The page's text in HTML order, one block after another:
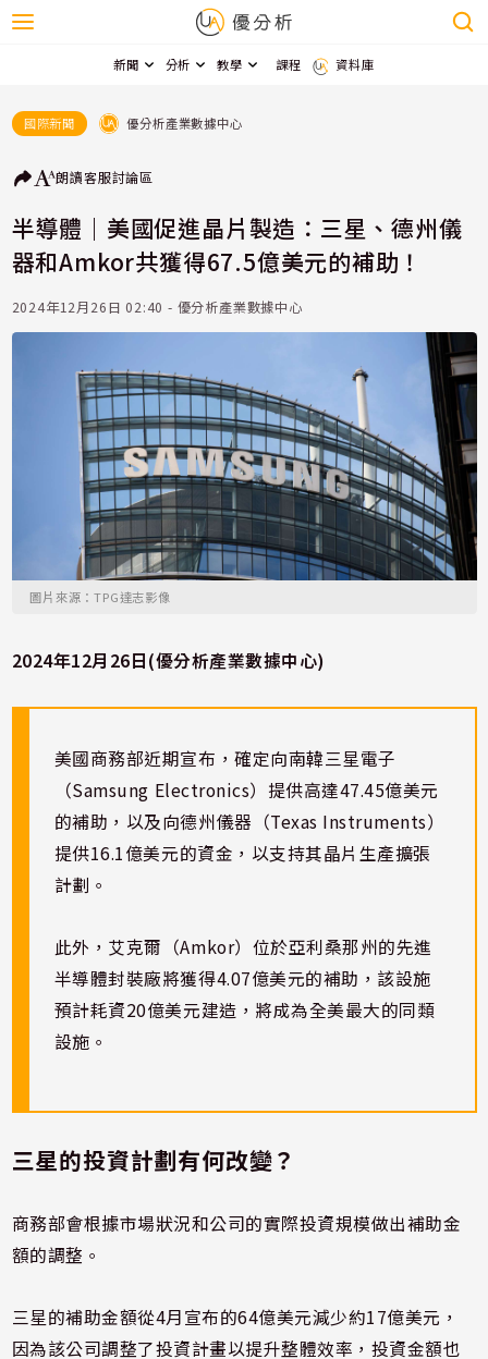
新聞 分析 教學 課程 資料庫
國際新聞 優分析產業數據中心
朗讀客服討論區
半導體｜美國促進晶片製造：三星、德州儀
器和Amkor共獲得67.5億美元的補助！
2024年12月26日 02:40 - 優分析產業數據中心
圖片來源：TPG達志影像
2024年12月26日(優分析產業數據中心)
美國商務部近期宣布，確定向南韓三星電子
（Samsung Electronics）提供高達47.45億美元
的補助，以及向德州儀器（Texas Instruments）
提供16.1億美元的資金，以支持其晶片生產擴張
計劃。
此外，艾克爾（Amkor）位於亞利桑那州的先進
半導體封裝廠將獲得4.07億美元的補助，該設施
預計耗資20億美元建造，將成為全美最大的同類
設施。
三星的投資計劃有何改變？
商務部會根據市場狀況和公司的實際投資規模做出補助金
額的調整。
三星的補助金額從4月宣布的64億美元減少約17億美元，
因為該公司調整了投資計畫以提升整體效率，投資金額也